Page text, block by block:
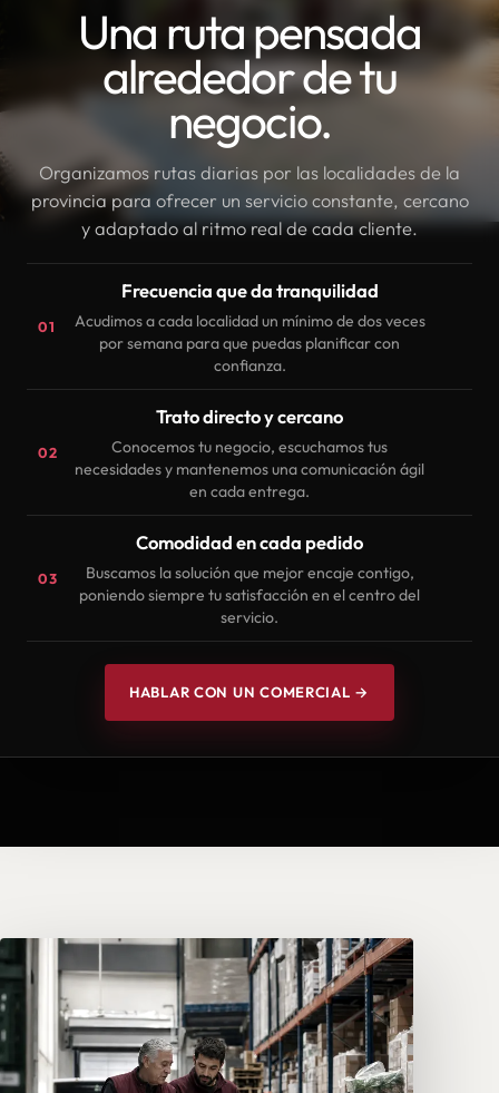
Una ruta pensada
alrededor de tu
negocio.
Organizamos rutas diarias por las localidades de la
provincia para ofrecer un servicio constante, cercano
y adaptado al ritmo real de cada cliente.
01
Frecuencia que da tranquilidad
Acudimos a cada localidad un mínimo de dos veces
por semana para que puedas planificar con
confianza.
02
Trato directo y cercano
Conocemos tu negocio, escuchamos tus
necesidades y mantenemos una comunicación ágil
en cada entrega.
03
Comodidad en cada pedido
Buscamos la solución que mejor encaje contigo,
poniendo siempre tu satisfacción en el centro del
servicio.
HABLAR CON UN COMERCIAL →